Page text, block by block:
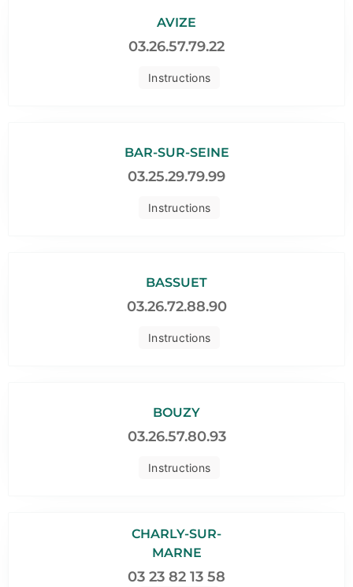
Instructions
AVIZE
03.26.57.79.22
Instructions
BAR-SUR-SEINE
03.25.29.79.99
Instructions
BASSUET
03.26.72.88.90
Instructions
BOUZY
03.26.57.80.93
CHARLY-SUR-
MARNE
03 23 82 13 58